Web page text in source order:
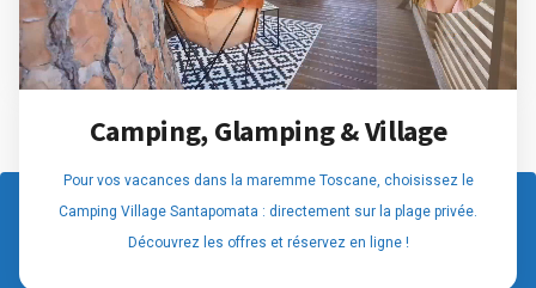
Camping, Glamping & Village
Pour vos vacances dans la maremme Toscane, choisissez le
Camping Village Santapomata : directement sur la plage privée.
Découvrez les offres et réservez en ligne !